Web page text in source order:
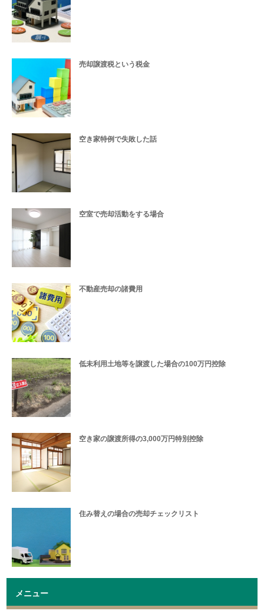
売却譲渡税という税金
空き家特例で失敗した話
空室で売却活動をする場合
不動産売却の諸費用
低未利用土地等を譲渡した場合の100万円控除
空き家の譲渡所得の3,000万円特別控除
住み替えの場合の売却チェックリスト
メニュー